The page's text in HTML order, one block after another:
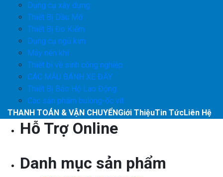
Dụng cụ xây dựng
Thiết Bị Dầu Mỡ
Thiết Bị Đo Kiểm
Dụng cụ ngủ kim
Máy nén khí
Thiết bị về sinh công nghiệp
CÁC MẪU BÁNH XE ĐẨY
Thiết Bị Bảo Hộ Lao Động
Các sản phẩm bulong-ốc vít
THANH TOÁN & VẬN CHUYỂNGiới ThiệuTin TứcLiên Hệ
Hỗ Trợ Online
Danh mục sản phẩm